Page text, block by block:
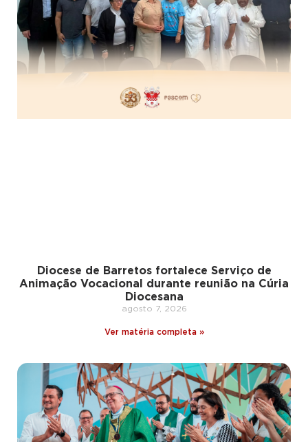
Diocese de Barretos fortalece Serviço de
Animação Vocacional durante reunião na Cúria
Diocesana
agosto 7, 2026
Ver matéria completa »